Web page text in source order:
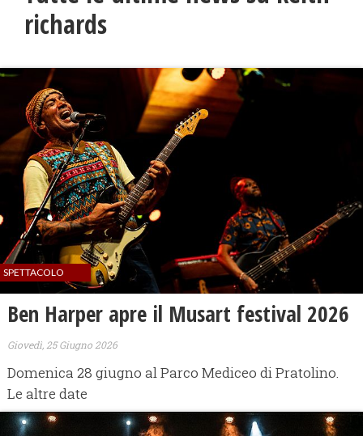
richards
SPETTACOLO
Ben Harper apre il Musart festival 2026
Giovedì, 25 Giugno 2026
Domenica 28 giugno al Parco Mediceo di Pratolino.
Le altre date